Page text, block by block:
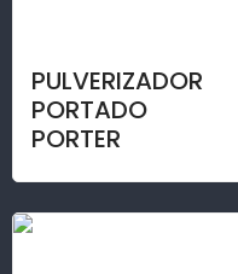
PULVERIZADOR
PORTADO
PORTER